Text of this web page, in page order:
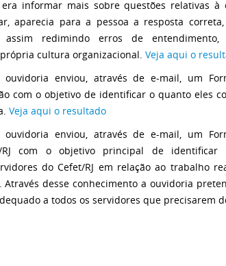
informar mais sobre questões relativas à
aparecia para a pessoa a resposta
redimindo erros de entendimento,
cultura organizacional. Veja aqui o
enviou, através de e-mail, um
com o objetivo de identificar o quanto eles
Veja aqui o resultado
enviou, através de e-mail, um
RJ com o objetivo principal de
do Cefet/RJ em relação ao trabalho
Através desse conhecimento a ouvidoria
a todos os servidores que precisarem